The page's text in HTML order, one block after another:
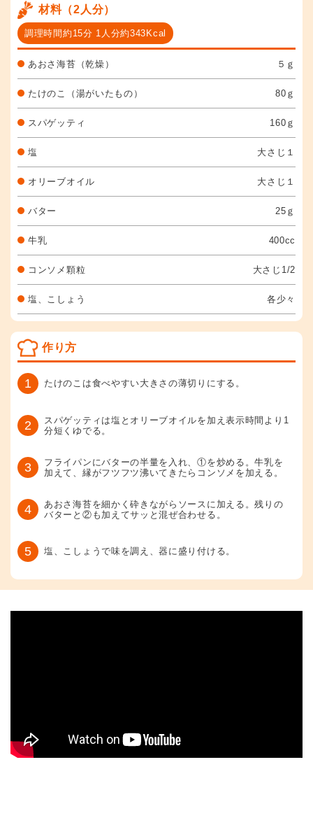
材料（2人分）
調理時間約15分 1人分約343Kcal
あおさ海苔（乾燥） ５ｇ
たけのこ（湯がいたもの） 80ｇ
スパゲッティ 160ｇ
塩 大さじ１
オリーブオイル 大さじ１
バター 25ｇ
牛乳 400cc
コンソメ顆粒 大さじ1/2
塩、こしょう 各少々
作り方
1 たけのこは食べやすい大きさの薄切りにする。
2
スパゲッティは塩とオリーブオイルを加え表示時間より1
分短くゆでる。
3
フライパンにバターの半量を入れ、①を炒める。牛乳を
加えて、縁がフツフツ沸いてきたらコンソメを加える。
4
あおさ海苔を細かく砕きながらソースに加える。残りの
バターと②も加えてサッと混ぜ合わせる。
5 塩、こしょうで味を調え、器に盛り付ける。